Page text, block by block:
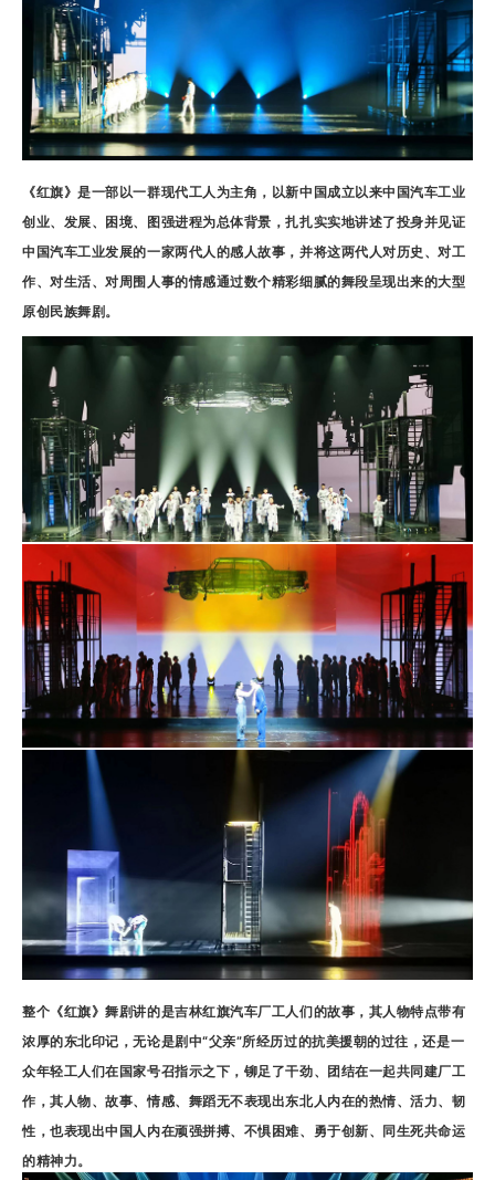
《红旗》是一部以一群现代工人为主角，以新中国成立以来中国汽车工业
创业、发展、困境、图强进程为总体背景，扎扎实实地讲述了投身并见证
中国汽车工业发展的一家两代人的感人故事，并将这两代人对历史、对工
作、对生活、对周围人事的情感通过数个精彩细腻的舞段呈现出来的大型
原创民族舞剧。
整个《红旗》舞剧讲的是吉林红旗汽车厂工人们的故事，其人物特点带有
浓厚的东北印记，无论是剧中“父亲”所经历过的抗美援朝的过往，还是一
众年轻工人们在国家号召指示之下，铆足了干劲、团结在一起共同建厂工
作，其人物、故事、情感、舞蹈无不表现出东北人内在的热情、活力、韧
性，也表现出中国人内在顽强拼搏、不惧困难、勇于创新、同生死共命运
的精神力。